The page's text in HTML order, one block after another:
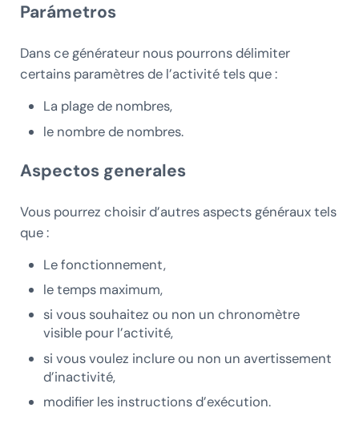
Parámetros
Dans ce générateur nous pourrons délimiter
certains paramètres de l’activité tels que :
La plage de nombres,
le nombre de nombres.
Aspectos generales
Vous pourrez choisir d’autres aspects généraux tels
que :
Le fonctionnement,
le temps maximum,
si vous souhaitez ou non un chronomètre
visible pour l’activité,
si vous voulez inclure ou non un avertissement
d’inactivité,
modifier les instructions d’exécution.